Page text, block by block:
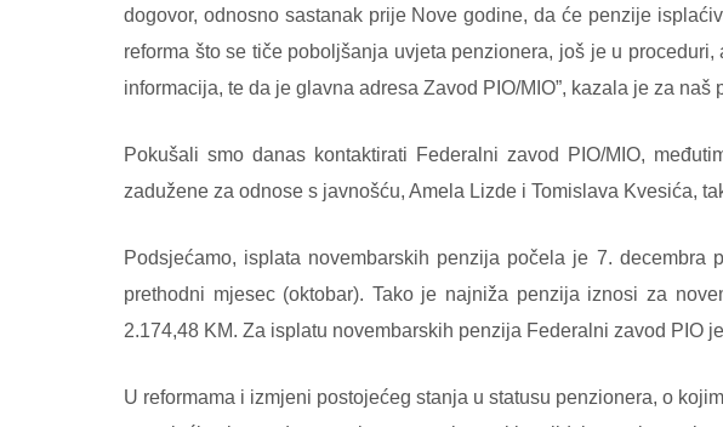
dogovor, odnosno sastanak prije Nove godine, da će penzije
reforma što se tiče poboljšanja uvjeta penzionera, još je u
informacija, te da je glavna adresa Zavod PIO/MIO”, kazala je za
Pokušali smo danas kontaktirati Federalni zavod PIO/MIO,
zadužene za odnose s javnošću, Amela Lizde i Tomislava Kvesića,
Podsjećamo, isplata novembarskih penzija počela je 7.
prethodni mjesec (oktobar). Tako je najniža penzija iznosi za
2.174,48 KM. Za isplatu novembarskih penzija Federalni zavod PIO
U reformama i izmjeni postojećeg stanja u statusu penzionera, o